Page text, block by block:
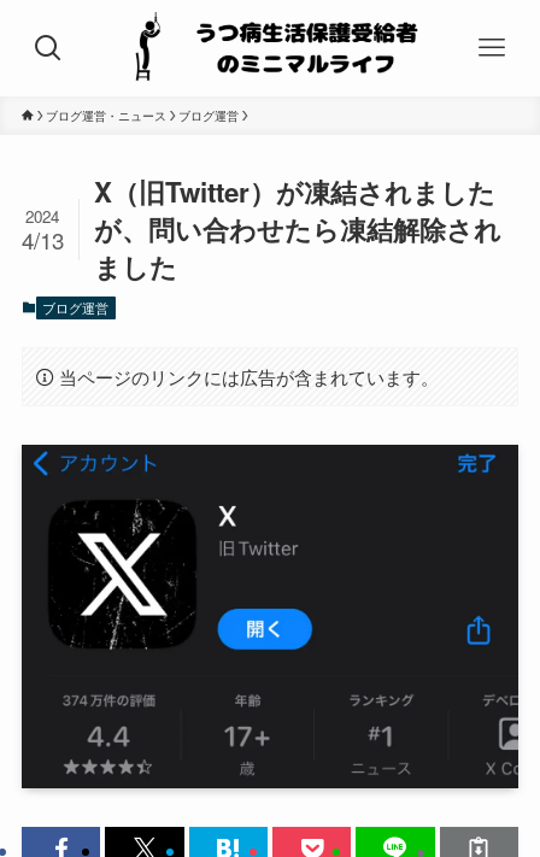
ブログ運営・ニュース ブログ運営
X（旧Twitter）が凍結されました
が、問い合わせたら凍結解除され
ました
2024
4/13
ブログ運営
当ページのリンクには広告が含まれています。